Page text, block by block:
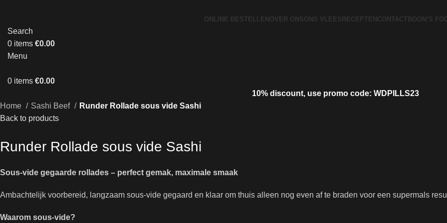
ONLINE BESTELLEN OVER ONSONS VLEES RECEPTEN CONTACT BOON’S
Search
0 items €0.00
Menu
0 items €0.00
10% discount, use promo code: WDPILLS23
Home
Sashi Beef
Runder Rollade sous vide Sashi
Back to products
Runder Rollade sous vide Sashi
Sous-vide gegaarde rollades – perfect gemak, maximale smaak
Ambachtelijk voorbereid, langzaam sous-vide gegaard en klaar om thuis alleen nog even af te braden voor een supermals
Waarom sous-vide?